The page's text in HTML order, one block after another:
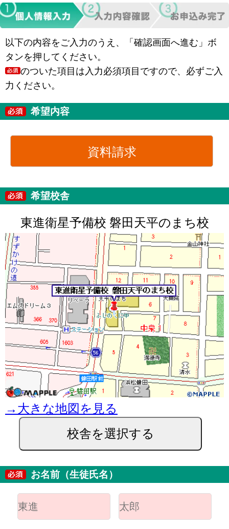
以下の内容をご入力のうえ、「確認画面へ進む」ボ
タンを押してください。
のついた項目は入力必須項目ですので、必ずご入
力ください。
希望内容
資料請求
希望校舎
東進衛星予備校 磐田天平のまち校
→大きな地図を見る
校舎を選択する
お名前（生徒氏名）